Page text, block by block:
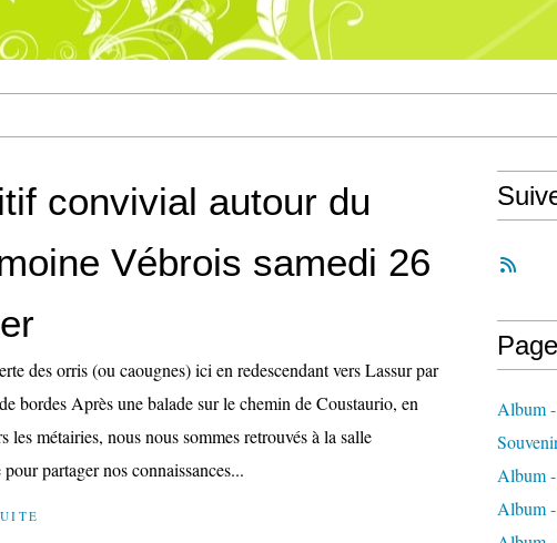
convivial autour du
Vébrois samedi 26
des orris (ou caougnes) ici en redescendant vers Lassur par
bordes Après une balade sur le chemin de Coustaurio, en
les métairies, nous nous sommes retrouvés à la salle
partager nos connaissances...
Album
Album
Album